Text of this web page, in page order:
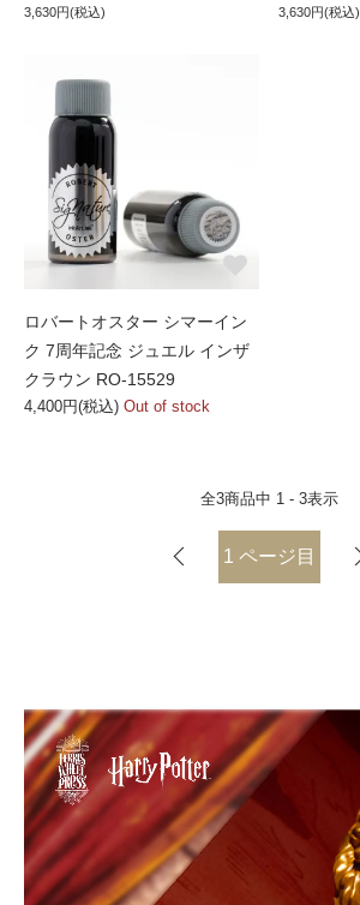
3,630円(税込) 3,630円(税込)
ロバートオスター シマーイン
ク 7周年記念 ジュエル インザ
クラウン RO-15529
4,400円(税込) Out of stock
全3商品中 1 - 3表示
1 ページ目